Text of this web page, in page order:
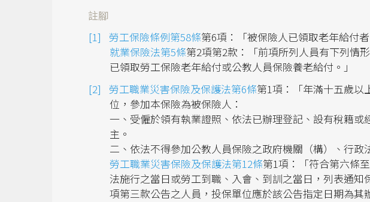
註腳
勞工保險條例第58條第6項：「被保險人已領取老年給付
就業保險法第5條第2項第2款：「前項所列人員有下列
已領取勞工保險老年給付或公教人員保險養老給付。」
勞工職業災害保險及保護法第6條第1項：「年滿十五歲以
位，參加本保險為被保險人：
一、受僱於領有執業證照、依法已辦理登記、設有稅籍
主。
二、依法不得參加公教人員保險之政府機關（構）、行政
勞工職業災害保險及保護法第12條第1項：「符合第六條
法施行之當日或勞工到職、入會、到訓之當日，列表通
項第三款公告之人員，投保單位應於該公告指定日期為其